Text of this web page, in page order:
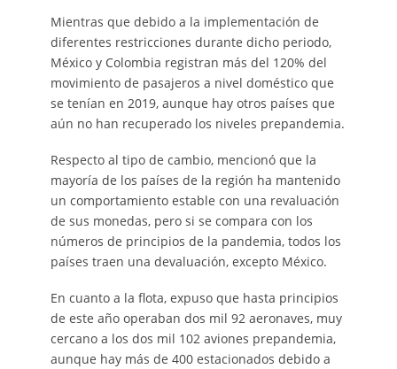
Mientras que debido a la implementación de
diferentes restricciones durante dicho periodo,
México y Colombia registran más del 120% del
movimiento de pasajeros a nivel doméstico que
se tenían en 2019, aunque hay otros países que
aún no han recuperado los niveles prepandemia.
Respecto al tipo de cambio, mencionó que la
mayoría de los países de la región ha mantenido
un comportamiento estable con una revaluación
de sus monedas, pero si se compara con los
números de principios de la pandemia, todos los
países traen una devaluación, excepto México.
En cuanto a la flota, expuso que hasta principios
de este año operaban dos mil 92 aeronaves, muy
cercano a los dos mil 102 aviones prepandemia,
aunque hay más de 400 estacionados debido a